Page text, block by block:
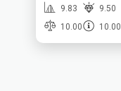
9.83
9.50
10.00
10.00